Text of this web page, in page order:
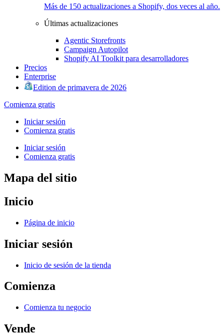
Más de 150 actualizaciones a Shopify, dos veces al año.
Últimas actualizaciones
Agentic Storefronts
Campaign Autopilot
Shopify AI Toolkit para desarrolladores
Precios
Enterprise
Edition de primavera de 2026
Comienza gratis
Iniciar sesión
Comienza gratis
Iniciar sesión
Comienza gratis
Mapa del sitio
Inicio
Página de inicio
Iniciar sesión
Inicio de sesión de la tienda
Comienza
Comienza tu negocio
Vende